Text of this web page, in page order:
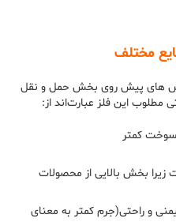
مختلف
چالش های پیش روی بخش حمل و نقل
این فلز عبارت‌اند از:
کمتر
بخش بالایی از محصولات
و راحتی(جرم کمتر به معنای